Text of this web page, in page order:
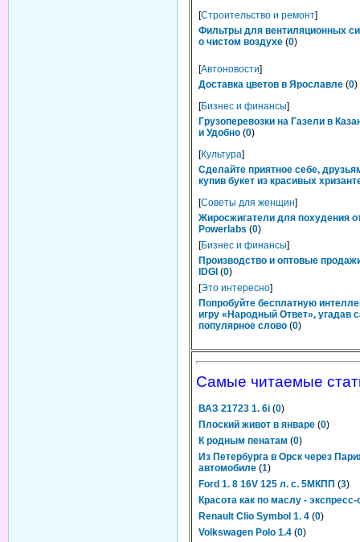
[Строительство и ремонт]
Фильтры для вентиляционных
о чистом воздухе (0)
[Автоновости]
Доставка цветов в Ярославле (0)
[Бизнес и финансы]
Грузоперевозки на Газели в
и Удобно (0)
[Культура]
Сделайте приятное себе,
купив букет из красивых
[Советы для женщин]
Жиросжигатели для похудения
Powerlabs (0)
[Бизнес и финансы]
Производство и оптовые
IDGI (0)
[Это интересно]
Попробуйте бесплатную
игру «Народный Ответ», угадав
популярное слово (0)
Самые читаемые
ВАЗ 21723 1. 6i (0)
Плоский живот в январе (0)
К родным пенатам (0)
Из Петербурга в Орск через
автомобиле (1)
Ford 1. 8 16V 125 л. с. 5МКПП (3)
Красота как по маслу -
Renault Clio Symbol 1. 4 (0)
Volkswagen Polo 1.4 (0)